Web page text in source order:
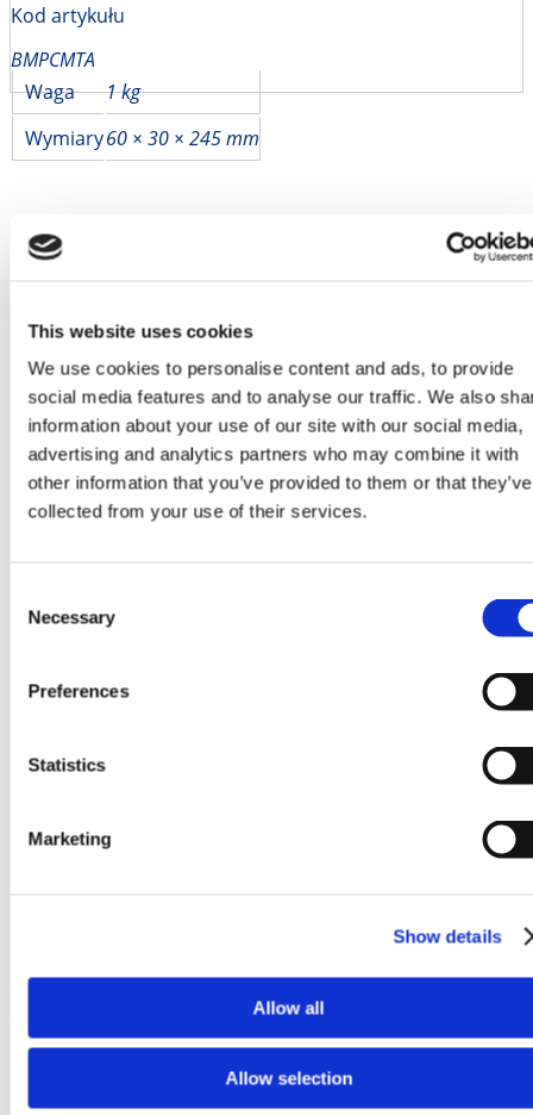
This website uses cookies
We use cookies to personalise content and ads, to provide
social media features and to analyse our traffic. We also
information about your use of our site with our social media,
advertising and analytics partners who may combine it with
other information that you’ve provided to them or that they’ve
collected from your use of their services.
Selection
Necessary
Preferences
Statistics
Marketing
Show details
Allow all
Allow selection
Kod artykułu
BMPCMTA
Waga
1 kg
Wymiary60 × 30 × 245 mm